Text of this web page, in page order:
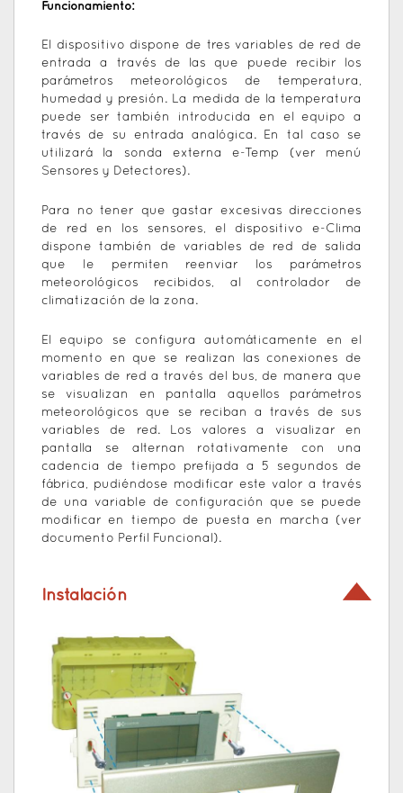
Funcionamiento:
El dispositivo dispone de tres variables de red de
entrada a través de las que puede recibir los
parámetros meteorológicos de temperatura,
humedad y presión. La medida de la temperatura
puede ser también introducida en el equipo a
través de su entrada analógica. En tal caso se
utilizará la sonda externa e-Temp (ver menú
Sensores y Detectores).
Para no tener que gastar excesivas direcciones
de red en los sensores, el dispositivo e-Clima
dispone también de variables de red de salida
que le permiten reenviar los parámetros
meteorológicos recibidos, al controlador de
climatización de la zona.
El equipo se configura automáticamente en el
momento en que se realizan las conexiones de
variables de red a través del bus, de manera que
se visualizan en pantalla aquellos parámetros
meteorológicos que se reciban a través de sus
variables de red. Los valores a visualizar en
pantalla se alternan rotativamente con una
cadencia de tiempo prefijada a 5 segundos de
fábrica, pudiéndose modificar este valor a través
de una variable de configuración que se puede
modificar en tiempo de puesta en marcha (ver
documento Perfil Funcional).
Instalación